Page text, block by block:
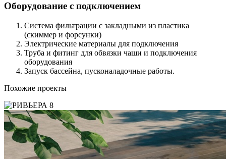
Оборудование с подключением
Система фильтрации с закладными из пластика
(скиммер и форсунки)
Электрические материалы для подключения
Труба и фитинг для обвязки чаши и подключения
оборудования
Запуск бассейна, пусконаладочные работы.
Похожие проекты